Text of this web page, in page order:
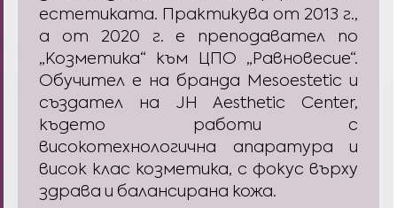
естетиката. Практикува от 2013 г.,
а от 2020 г. е преподавател по
„Козметика“ към ЦПО „Равновесие“.
Обучител е на бранда Mesoestetic и
създател на JH Aesthetic Center,
където работи с
високотехнологична апаратура и
висок клас козметика, с фокус върху
здрава и балансирана кожа.